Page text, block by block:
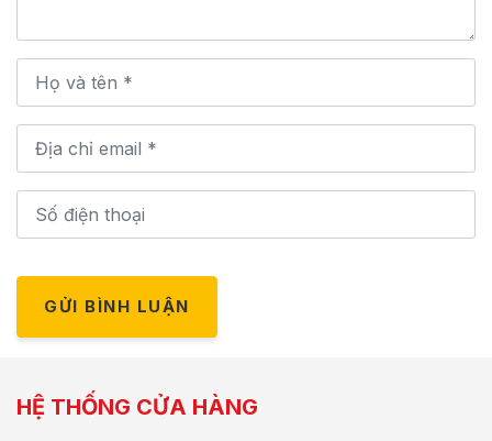
GỬI BÌNH LUẬN
HỆ THỐNG CỬA HÀNG